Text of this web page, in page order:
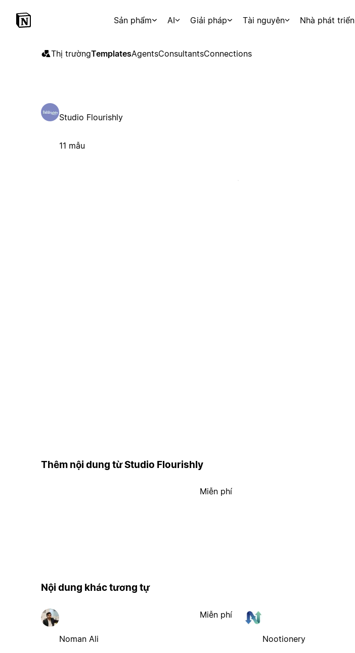
Sản phẩm AI Giải pháp Tài nguyên Nhà phát triển
Thị trườngTemplatesAgentsConsultantsConnections
Studio Flourishly
11 mẫu
Thêm nội dung từ Studio Flourishly
Miễn phí
Nội dung khác tương tự
Noman Ali
Miễn phí
Nootionery